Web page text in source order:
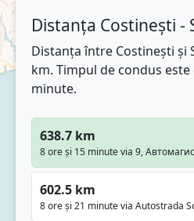
Distanța Costinești -
Distanța între Costinești și
km. Timpul de condus este
minute.
638.7 km
8 ore și 15 minute via 9,
602.5 km
8 ore și 21 minute via Autostrada